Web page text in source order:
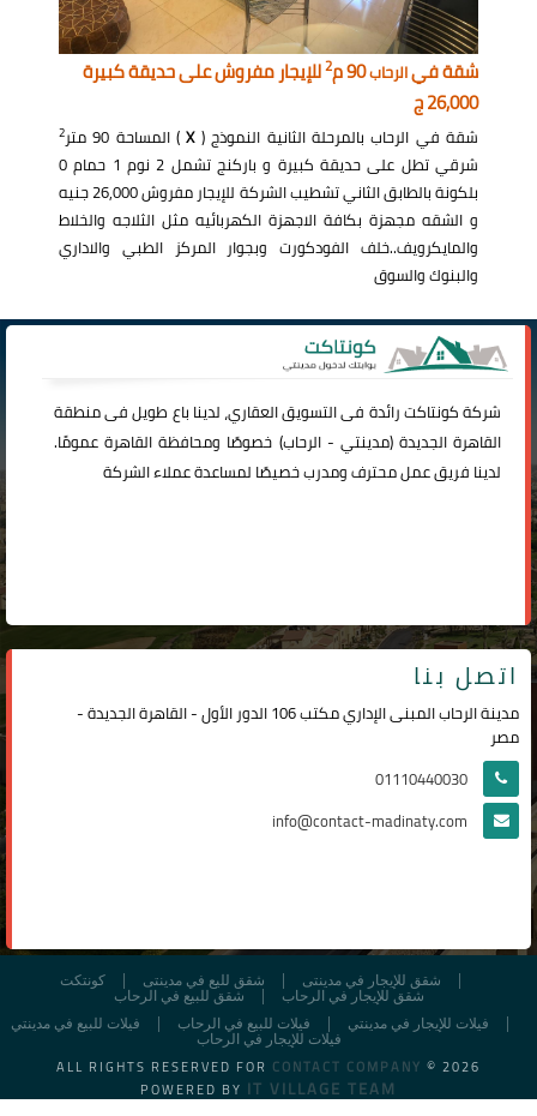
شقة فيالرحاب90 م 2للإيجار مفروش على حديقة كبيرة
26,000 ج
شقة في الرحاب بالمرحلة الثانية النموذج (X) المساحة 90 متر 2
شرقي تطل على حديقة كبيرة و باركنج تشمل 2 نوم 1 حمام 0
بلكونة بالطابق الثاني تشطيب الشركة للإيجار مفروش 26,000 جنيه
و الشقه مجهزة بكافة الاجهزة الكهربائيه مثل الثلاجه والخلاط
والمايكرويف..خلف الفودكورت وبجوار المركز الطبي والاداري
والبنوك والسوق
شركةكونتاكترائدة فى التسويق العقاري، لدينا باع طويل فى منطقة
القاهرة الجديدة (مدينتي -الرحاب) خصوصًا ومحافظة القاهرة عمومًا.
لدينا فريق عمل محترف ومدرب خصيصًا لمساعدة عملاء الشركة
اتصل بنا
مدينة الرحاب المبنى الإداري مكتب 106 الدور الأول - القاهرة الجديدة -
مصر
01110440030
info@contact-madinaty.com
كونتكت شقق لليع في مدينتى
شقق للإيجار في مدينتى
شقق للبيع في الرحاب
شقق للإيجار في الرحاب
فيلات للبيع في مدينتي
فيلات للبيع في الرحاب
فيلات للإيجار في مدينتي
فيلات للإيجار في الرحاب
ALL RIGHTS RESERVED FOR CONTACT COMPANY © 2026
POWERED BY IT VILLAGE TEAM